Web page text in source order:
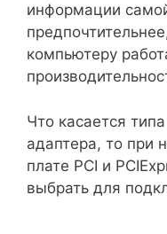
информации
компьютеру
Что касается
адаптера, то при
плате PCI и
выбрать для